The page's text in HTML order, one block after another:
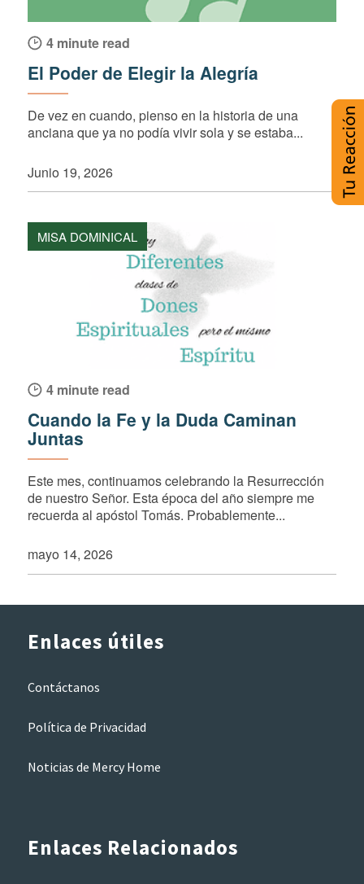
4 minute read
El Poder de Elegir la Alegría
De vez en cuando, pienso en la historia de una
anciana que ya no podía vivir sola y se estaba...
Junio 19, 2026
MISA DOMINICAL
4 minute read
Cuando la Fe y la Duda Caminan
Juntas
Este mes, continuamos celebrando la Resurrección
de nuestro Señor. Esta época del año siempre me
recuerda al apóstol Tomás. Probablemente...
mayo 14, 2026
Enlaces útiles
Contáctanos
Política de Privacidad
Noticias de Mercy Home
Enlaces Relacionados